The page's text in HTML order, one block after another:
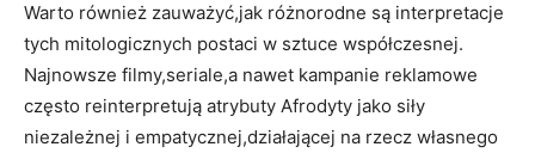
Warto również zauważyć,jak różnorodne są interpretacje
tych mitologicznych postaci w sztuce współczesnej.
Najnowsze filmy,seriale,a nawet kampanie reklamowe
często reinterpretują atrybuty Afrodyty jako siły
niezależnej i empatycznej,działającej na rzecz własnego